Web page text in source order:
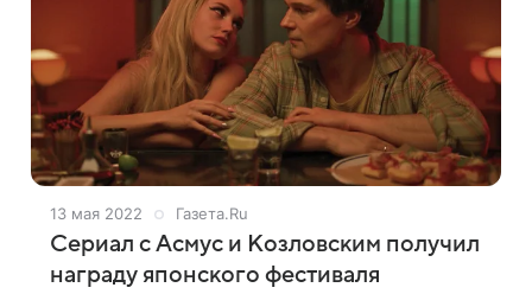
13 мая 2022 Газета.Ru
Сериал с Асмус и Козловским получил
награду японского фестиваля